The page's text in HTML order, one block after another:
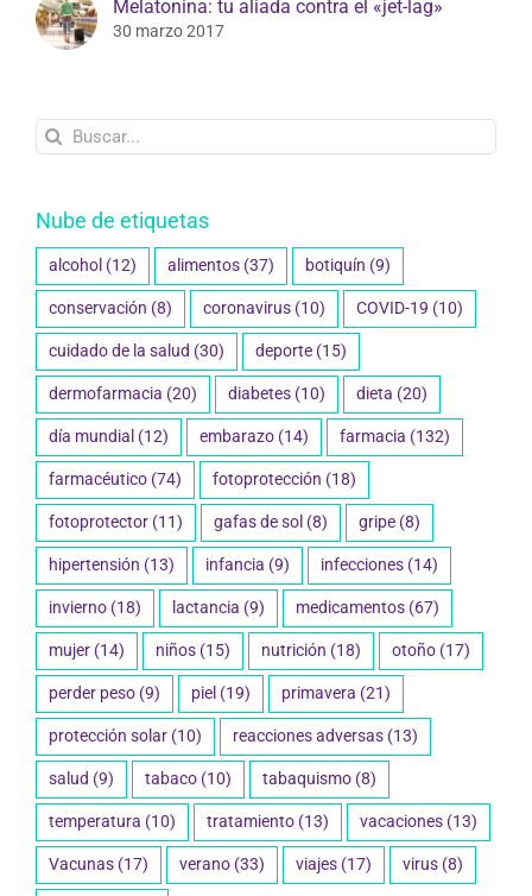
Buscar:
alcohol(12) alimentos(37) botiquín(9)
cuidado de la salud
dermofarmacia(20) diabetes (10) dieta(20)
día mundial(12) embarazo(14) farmacia(132)
farmacéutico(74) fotoprotección(18)
fotoprotector(11) gafas de sol(8) gripe(8)
hipertensión(13) infancia(9) infecciones(14)
invierno(18) lactancia(9) medicamentos
mujer(14) niños (15) nutrición(18) otoño
perder peso(9) piel(19) primavera(21)
protección solar(10) reacciones adversas(13)
salud(9) tabaco(10) tabaquismo(8)
temperatura(10) tratamiento(13) vacaciones
Vacunas(17) verano(33) viajes(17) virus
vitaminas(13)
Hemeroteca